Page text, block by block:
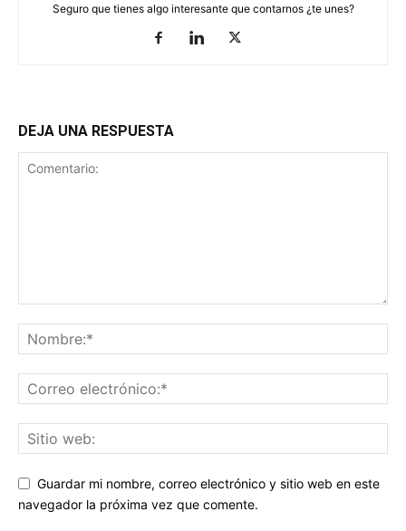
Seguro que tienes algo interesante que contarnos ¿te unes?
DEJA UNA RESPUESTA
Guardar mi nombre, correo electrónico y sitio web en este
navegador la próxima vez que comente.